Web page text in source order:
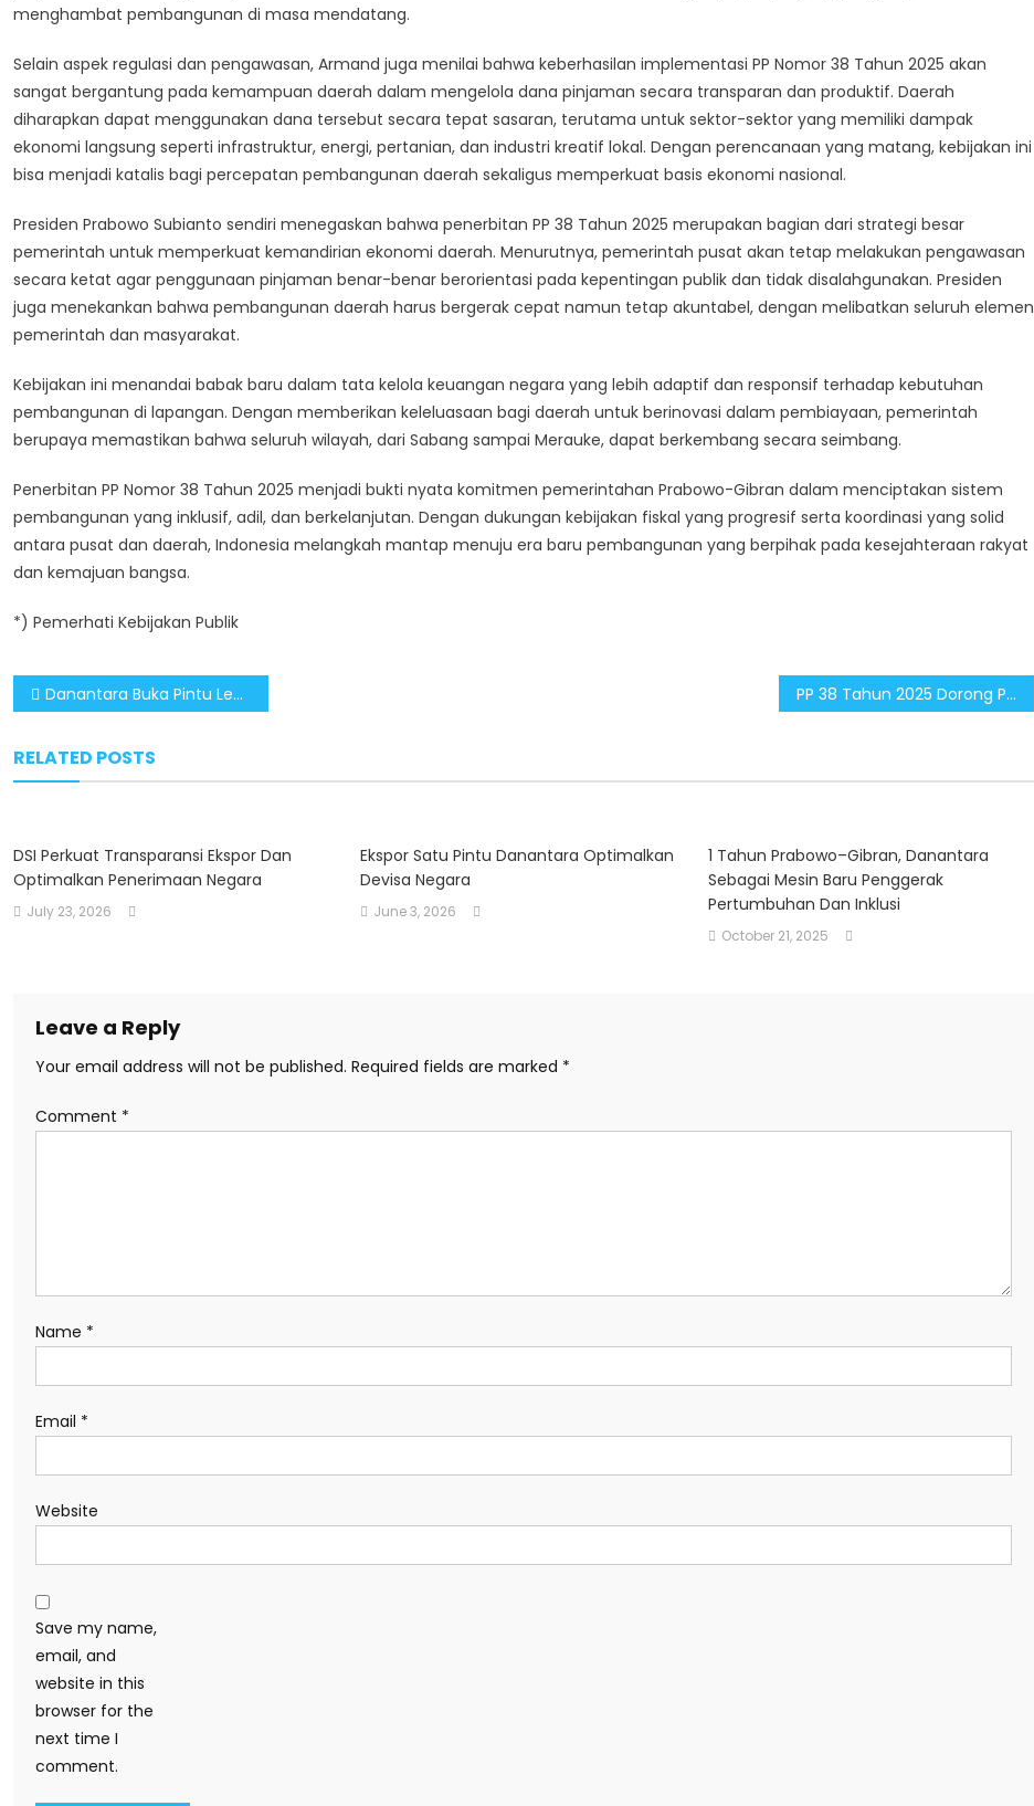
menghambat pembangunan di masa mendatang.
Selain aspek regulasi dan pengawasan, Armand juga menilai bahwa keberhasilan implementasi PP Nomor 38 Tahun 2025 akan
sangat bergantung pada kemampuan daerah dalam mengelola dana pinjaman secara transparan dan produktif. Daerah
diharapkan dapat menggunakan dana tersebut secara tepat sasaran, terutama untuk sektor-sektor yang memiliki dampak
ekonomi langsung seperti infrastruktur, energi, pertanian, dan industri kreatif lokal. Dengan perencanaan yang matang, kebijakan ini
bisa menjadi katalis bagi percepatan pembangunan daerah sekaligus memperkuat basis ekonomi nasional.
Presiden Prabowo Subianto sendiri menegaskan bahwa penerbitan PP 38 Tahun 2025 merupakan bagian dari strategi besar
pemerintah untuk memperkuat kemandirian ekonomi daerah. Menurutnya, pemerintah pusat akan tetap melakukan pengawasan
secara ketat agar penggunaan pinjaman benar-benar berorientasi pada kepentingan publik dan tidak disalahgunakan. Presiden
juga menekankan bahwa pembangunan daerah harus bergerak cepat namun tetap akuntabel, dengan melibatkan seluruh elemen
pemerintah dan masyarakat.
Kebijakan ini menandai babak baru dalam tata kelola keuangan negara yang lebih adaptif dan responsif terhadap kebutuhan
pembangunan di lapangan. Dengan memberikan keleluasaan bagi daerah untuk berinovasi dalam pembiayaan, pemerintah
berupaya memastikan bahwa seluruh wilayah, dari Sabang sampai Merauke, dapat berkembang secara seimbang.
Penerbitan PP Nomor 38 Tahun 2025 menjadi bukti nyata komitmen pemerintahan Prabowo-Gibran dalam menciptakan sistem
pembangunan yang inklusif, adil, dan berkelanjutan. Dengan dukungan kebijakan fiskal yang progresif serta koordinasi yang solid
antara pusat dan daerah, Indonesia melangkah mantap menuju era baru pembangunan yang berpihak pada kesejahteraan rakyat
dan kemajuan bangsa.
*) Pemerhati Kebijakan Publik
Post
Danantara Buka Pintu Lebar Peluang Investasi Asing di Sektor Energi Terbarukan PP 38 Tahun 2025 Dorong Proyek Strategis dan Perekonomian Daerah
RELATED POSTS
DSI Perkuat Transparansi Ekspor Dan
Optimalkan Penerimaan Negara
July 23, 2026
Ekspor Satu Pintu Danantara Optimalkan
Devisa Negara
June 3, 2026
1 Tahun Prabowo–Gibran, Danantara
Sebagai Mesin Baru Penggerak
Pertumbuhan Dan Inklusi
October 21, 2025
Leave a Reply
Your email address will not be published. Required fields are marked *
Comment *
Name *
Email *
Website
Save my name,
email, and
website in this
browser for the
next time I
comment.